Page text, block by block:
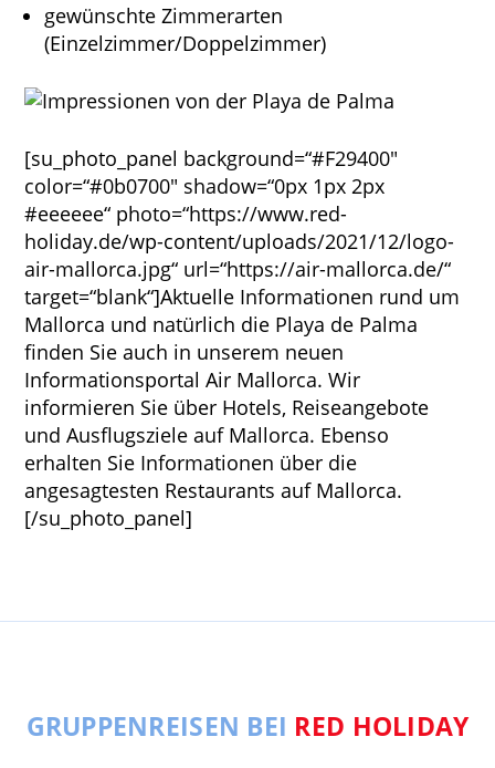
gewünschte Zimmerarten
(Einzelzimmer/Doppelzimmer)
[su_photo_panel background=“#F29400″
color=“#0b0700″ shadow=“0px 1px 2px
#eeeeee“ photo=“https://www.red-
holiday.de/wp-content/uploads/2021/12/logo-
air-mallorca.jpg“ url=“https://air-mallorca.de/“
target=“blank“]Aktuelle Informationen rund um
Mallorca und natürlich die Playa de Palma
finden Sie auch in unserem neuen
Informationsportal Air Mallorca. Wir
informieren Sie über Hotels, Reiseangebote
und Ausflugsziele auf Mallorca. Ebenso
erhalten Sie Informationen über die
angesagtesten Restaurants auf Mallorca.
[/su_photo_panel]
GRUPPENREISEN BEI RED HOLIDAY